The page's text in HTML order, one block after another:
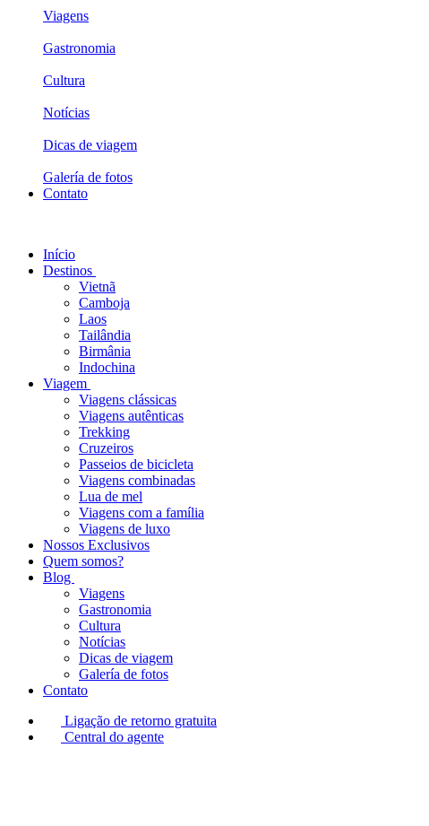
Viagens
Gastronomia
Cultura
Notícias
Dicas de viagem
Galería de fotos
Contato
Início
Destinos
Vietnã
Camboja
Laos
Tailândia
Birmânia
Indochina
Viagem
Viagens clássicas
Viagens autênticas
Trekking
Cruzeiros
Passeios de bicicleta
Viagens combinadas
Lua de mel
Viagens com a família
Viagens de luxo
Nossos Exclusivos
Quem somos?
Blog
Viagens
Gastronomia
Cultura
Notícias
Dicas de viagem
Galería de fotos
Contato
Ligação de retorno gratuita
Central do agente